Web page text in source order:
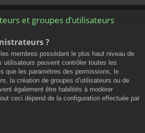
et groupes d’utilisateurs
?
membres possédant le plus haut niveau de
utilisateurs peuvent contrôler toutes les
que les paramètres des permissions, le
la création de groupes d’utilisateurs ou de
également être habilités à modérer
ceci dépend de la configuration effectuée par